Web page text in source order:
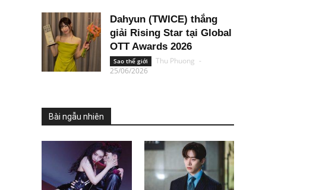
Dahyun (TWICE) thắng
giải Rising Star tại Global
OTT Awards 2026
Sao thế giới Thu Phuong -
25/06/2026
Bài ngẫu nhiên